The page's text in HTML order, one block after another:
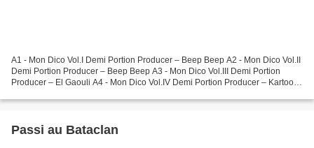
A1 - Mon Dico Vol.I Demi Portion Producer – Beep Beep A2 - Mon Dico Vol.II
Demi Portion Producer – Beep Beep A3 - Mon Dico Vol.III Demi Portion
Producer – El Gaouli A4 - Mon Dico Vol.IV Demi Portion Producer – Kartoon
Passi au Bataclan